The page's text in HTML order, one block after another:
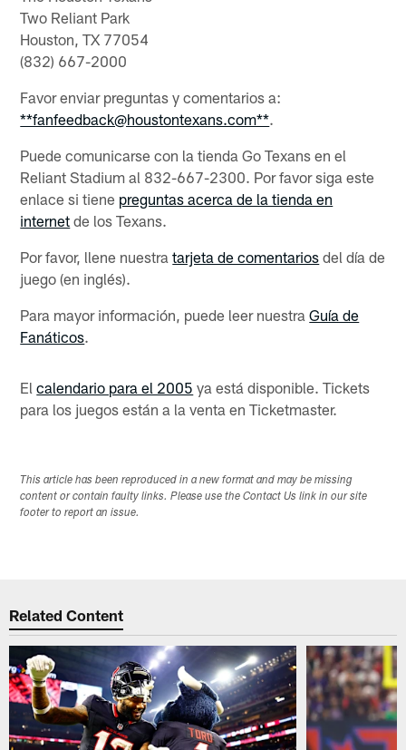
Two Reliant Park
Houston, TX 77054
(832) 667-2000
Favor enviar preguntas y comentarios a:
**fanfeedback@houstontexans.com**.
Puede comunicarse con la tienda Go Texans en el
Reliant Stadium al 832-667-2300. Por favor siga este
enlace si tiene preguntas acerca de la tienda en
internet de los Texans.
Por favor, llene nuestratarjeta de comentarios del día de
juego (en inglés).
Para mayor información, puede leer nuestraGuía de
Fanáticos.
Elcalendario para el 2005 ya está disponible. Tickets
para los juegos están a la venta en Ticketmaster.
This article has been reproduced in a new format and may be missing
content or contain faulty links. Please use the Contact Us link in our site
footer to report an issue.
Related Content